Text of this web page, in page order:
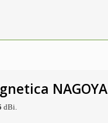
NAGOYA
dBi.